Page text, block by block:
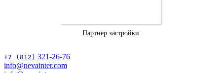
Партнер застройки
+7 (812) 321-26-76
info@nevainter.com